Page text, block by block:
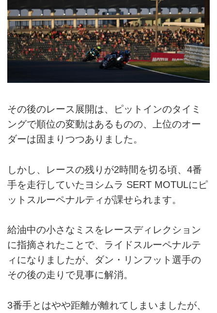
その後のレース展開は、ピットインのタイミ
ングで順位の変動はあるものの、上位のオー
ダーは固まりつつありました。
しかし、レースの残りが2時間を切る頃、4番
手を走行していたヨシムラ SERT MOTULにピ
ットスルーペナルティが課せられます。
給油中の小さなミスをレースディレクション
に指摘されたことで、ライドスルーペナルテ
ィになりましたが、ダン・リンフット選手の
その後の走りで見事に解消。
3番手とはやや距離が離れてしまいましたが、